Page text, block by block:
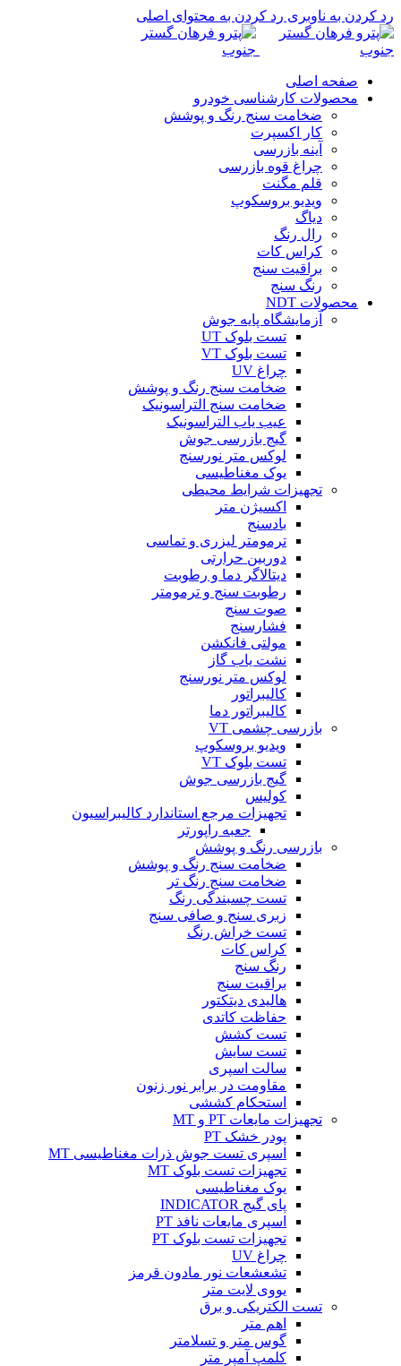
رد کردن به ناوبری رد کردن به محتوای اصلی
صفحه اصلی
محصولات کارشناسی خودرو
ضخامت سنج رنگ و پوشش
کار اکسپرت
آینه بازرسی
چراغ قوه بازرسی
قلم مگنت
ویدیو بروسکوپ
دیاگ
رال رنگ
کراس کات
براقیت سنج
رنگ سنج
محصولات NDT
آزمایشگاه پایه جوش
تست بلوک UT
تست بلوک VT
چراغ UV
ضخامت سنج رنگ و پوشش
ضخامت سنج التراسونیک
عیب یاب التراسونیک
گیج بازرسی جوش
لوکس متر نورسنج
یوک مغناطیسی
تجهیزات شرایط محیطی
اکسیژن متر
بادسنج
ترمومتر لیزری و تماسی
دوربین حرارتی
دیتالاگر دما و رطوبت
رطوبت سنج و ترمومتر
صوت سنج
فشارسنج
مولتی فانکشن
نشت یاب گاز
لوکس متر نورسنج
کالیبراتور
کالیبراتور دما
بازرسی چشمی VT
ویدیو بروسکوپ
تست بلوک VT
گیج بازرسی جوش
کولیس
تجهیزات مرجع استاندارد کالیبراسیون
جعبه راپورتر
بازرسی رنگ و پوشش
ضخامت سنج رنگ و پوشش
ضخامت سنج رنگ تر
تست چسبندگی رنگ
زبری سنج و صافی سنج
تست خراش رنگ
کراس کات
رنگ سنج
براقیت سنج
هالیدی دیتکتور
حفاظت کاتدی
تست کشش
تست سایش
سالت اسپری
مقاومت در برابر نور زنون
استحکام کششی
تجهیزات مایعات PT و MT
پودر خشک PT
اسپری تست جوش ذرات مغناطیسی MT
تجهیزات تست بلوک MT
یوک مغناطیسی
پای گیج INDICATOR
اسپری مایعات نافذ PT
تجهیزات تست بلوک PT
چراغ UV
تشعشعات نور مادون قرمز
یووی لایت متر
تست الکتریکی و برق
اهم متر
گوس متر و تسلامتر
کلمپ آمپر متر